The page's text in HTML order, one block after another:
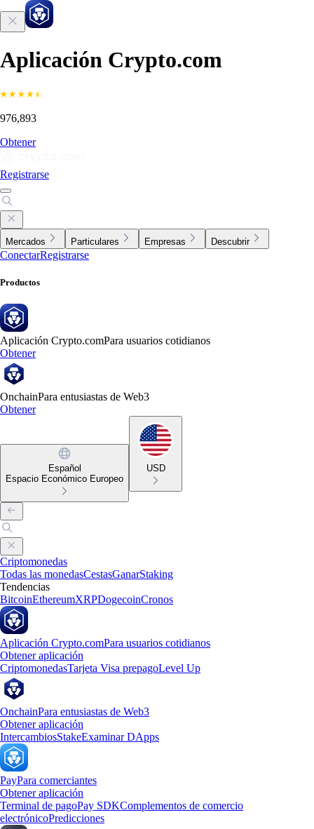
Aplicación Crypto.com
976,893
Obtener
Registrarse
Mercados Particulares Empresas Descubrir
ConectarRegistrarse
Productos
Aplicación Crypto.comPara usuarios cotidianos
Obtener
OnchainPara entusiastas de Web3
Obtener
Español
Espacio Económico Europeo
USD
Criptomonedas
Todas las monedasCestasGanarStaking
Tendencias
BitcoinEthereumXRPDogecoinCronos
Aplicación Crypto.comPara usuarios cotidianos
Obtener aplicación
CriptomonedasTarjeta Visa prepagoLevel Up
OnchainPara entusiastas de Web3
Obtener aplicación
IntercambiosStakeExaminar DApps
PayPara comerciantes
Obtener aplicación
Terminal de pagoPay SDKComplementos de comercio
electrónicoPredicciones